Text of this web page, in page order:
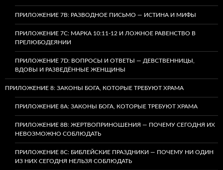
ПРИЛОЖЕНИЕ 7B: РАЗВОДНОЕ ПИСЬМО — ИСТИНА И МИФЫ
ПРИЛОЖЕНИЕ 7C: МАРКА 10:11-12 И ЛОЖНОЕ РАВЕНСТВО В
ПРЕЛЮБОДЕЯНИИ
ПРИЛОЖЕНИЕ 7D: ВОПРОСЫ И ОТВЕТЫ — ДЕВСТВЕННИЦЫ,
ВДОВЫ И РАЗВЕДЁННЫЕ ЖЕНЩИНЫ
ПРИЛОЖЕНИЕ 8: ЗАКОНЫ БОГА, КОТОРЫЕ ТРЕБУЮТ ХРАМА
ПРИЛОЖЕНИЕ 8A: ЗАКОНЫ БОГА, КОТОРЫЕ ТРЕБУЮТ ХРАМА
ПРИЛОЖЕНИЕ 8B: ЖЕРТВОПРИНОШЕНИЯ — ПОЧЕМУ СЕГОДНЯ ИХ
НЕВОЗМОЖНО СОБЛЮДАТЬ
ПРИЛОЖЕНИЕ 8C: БИБЛЕЙСКИЕ ПРАЗДНИКИ — ПОЧЕМУ НИ ОДИН
ИЗ НИХ СЕГОДНЯ НЕЛЬЗЯ СОБЛЮДАТЬ